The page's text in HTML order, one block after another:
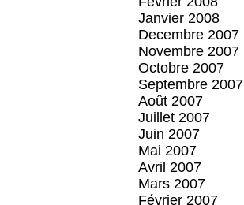
Janvier 2008
Decembre 2007
Novembre 2007
Octobre 2007
Septembre 2007
Août 2007
Juillet 2007
Juin 2007
Mai 2007
Avril 2007
Mars 2007
Février 2007